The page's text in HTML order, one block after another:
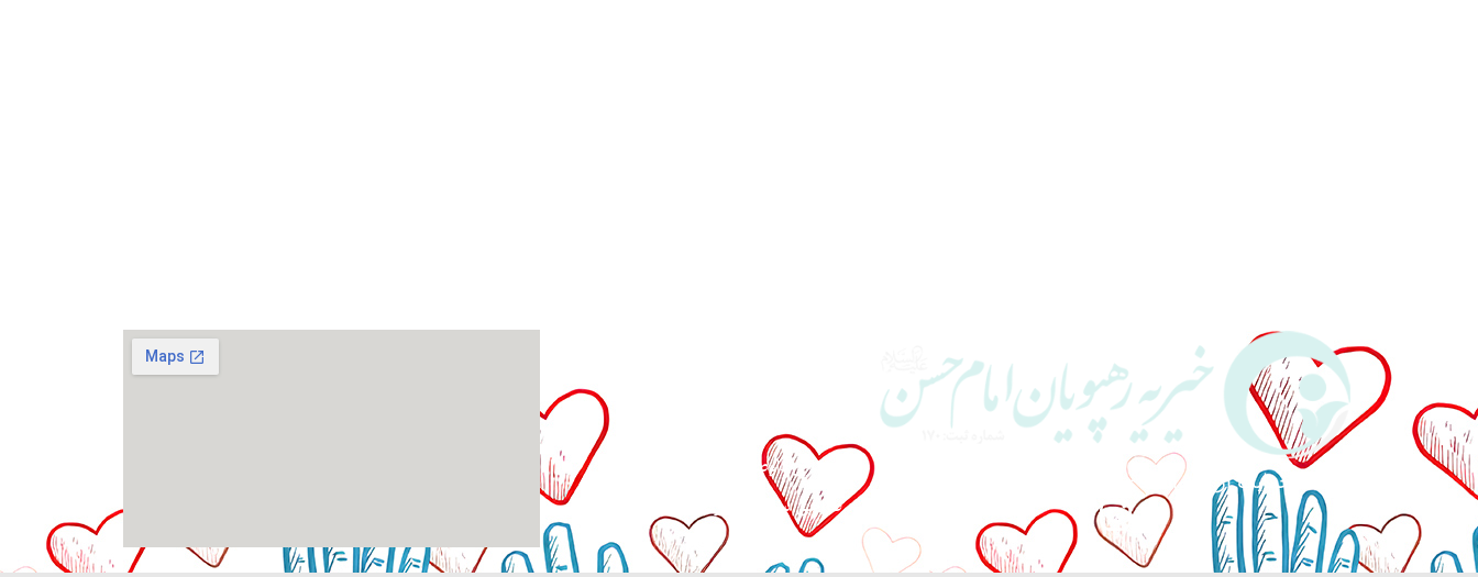
حمایت از خانواده‌های نیازمند و بی‌سرپرست
شماره حساب ها
همکاری داوطلبانه
طراحی سایت: کوثرگرافیک